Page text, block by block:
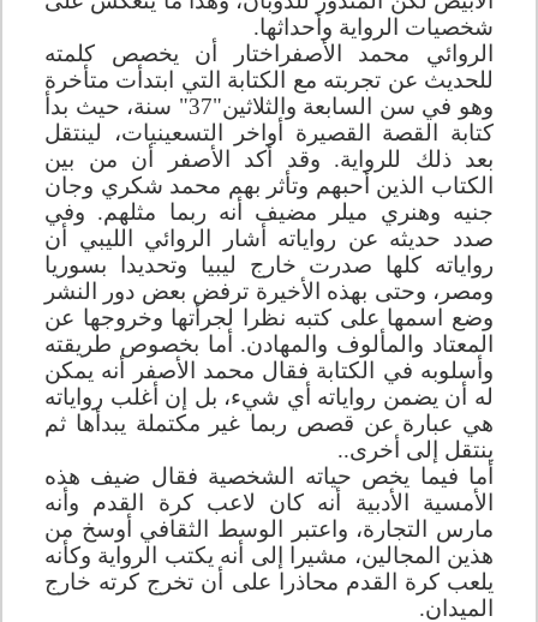
شخصيات الرواية وأحداثها.
الروائي محمد الأصفراختار أن يخصص كلمته
للحديث عن تجربته مع الكتابة التي ابتدأت متأخرة
وهو في سن السابعة والثلاثين"37" سنة، حيث بدأ
كتابة القصة القصيرة أواخر التسعينيات، لينتقل
بعد ذلك للرواية. وقد أكد الأصفر أن من بين
الكتاب الذين أحبهم وتأثر بهم محمد شكري وجان
جنيه وهنري ميلر مضيف أنه ربما مثلهم. وفي
صدد حديثه عن رواياته أشار الروائي الليبي أن
رواياته كلها صدرت خارج ليبيا وتحديدا بسوريا
ومصر، وحتى بهذه الأخيرة ترفض بعض دور النشر
وضع اسمها على كتبه نظرا لجرأتها وخروجها عن
المعتاد والمألوف والمهادن. أما بخصوص طريقته
وأسلوبه في الكتابة فقال محمد الأصفر أنه يمكن
له أن يضمن رواياته أي شيء، بل إن أغلب رواياته
هي عبارة عن قصص ربما غير مكتملة يبدأها ثم
ينتقل إلى أخرى..
أما فيما يخص حياته الشخصية فقال ضيف هذه
الأمسية الأدبية أنه كان لاعب كرة القدم وأنه
مارس التجارة، واعتبر الوسط الثقافي أوسخ من
هذين المجالين، مشيرا إلى أنه يكتب الرواية وكأنه
يلعب كرة القدم محاذرا على أن تخرج كرته خارج
الميدان.